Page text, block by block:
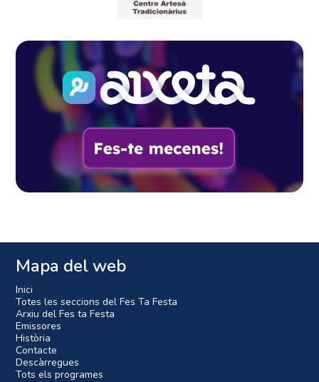
Mapa del web
Inici
Totes les seccions del Fes Ta Festa
Arxiu del Fes ta Festa
Emissores
Història
Contacte
Descàrregues
Tots els programes